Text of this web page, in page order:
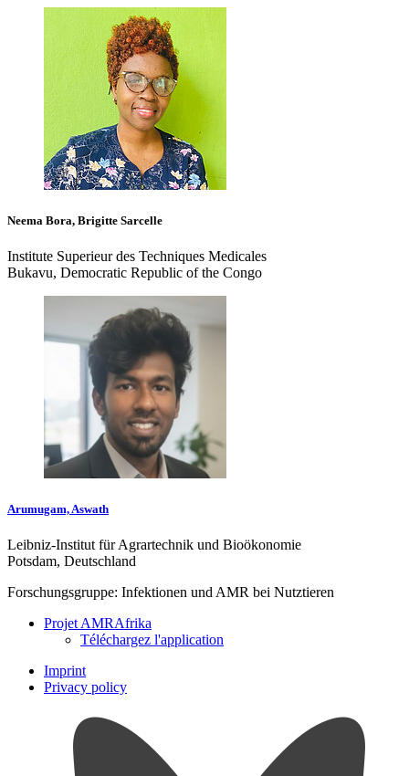
Neema Bora, Brigitte Sarcelle
Institute Superieur des Techniques Medicales
Bukavu, Democratic Republic of the Congo
Arumugam, Aswath
Leibniz-Institut für Agrartechnik und Bioökonomie
Potsdam, Deutschland
Forschungsgruppe: Infektionen und AMR bei Nutztieren
Projet AMRAfrika
Téléchargez l'application
Imprint
Privacy policy